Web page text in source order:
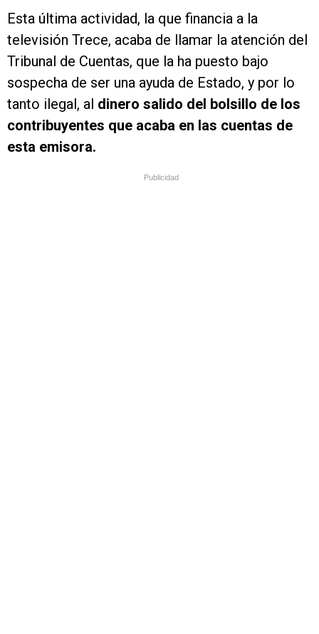
Esta última actividad, la que financia a la
televisión Trece, acaba de llamar la atención del
Tribunal de Cuentas, que la ha puesto bajo
sospecha de ser una ayuda de Estado, y por lo
tanto ilegal, al dinero salido del bolsillo de los
contribuyentes que acaba en las cuentas de
esta emisora.
Publicidad